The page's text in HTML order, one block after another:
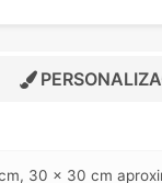
30 x 30 cm